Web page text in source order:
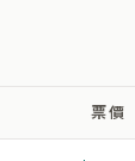
票價